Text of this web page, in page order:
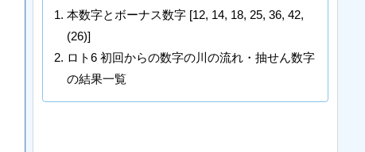
本数字とボーナス数字 [12, 14, 18, 25, 36, 42,
(26)]
ロト6 初回からの数字の川の流れ・抽せん数字
の結果一覧